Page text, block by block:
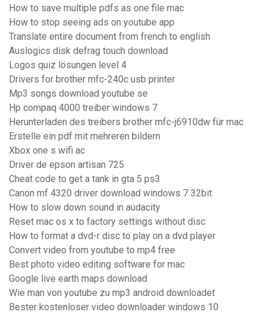
How to save multiple pdfs as one file mac
How to stop seeing ads on youtube app
Translate entire document from french to english
Auslogics disk defrag touch download
Logos quiz lösungen level 4
Drivers for brother mfc-240c usb printer
Mp3 songs download youtube se
Hp compaq 4000 treiber windows 7
Herunterladen des treibers brother mfc-j6910dw für mac
Erstelle ein pdf mit mehreren bildern
Xbox one s wifi ac
Driver de epson artisan 725
Cheat code to get a tank in gta 5 ps3
Canon mf 4320 driver download windows 7 32bit
How to slow down sound in audacity
Reset mac os x to factory settings without disc
How to format a dvd-r disc to play on a dvd player
Convert video from youtube to mp4 free
Best photo video editing software for mac
Google live earth maps download
Wie man von youtube zu mp3 android downloadet
Bester kostenloser video downloader windows 10